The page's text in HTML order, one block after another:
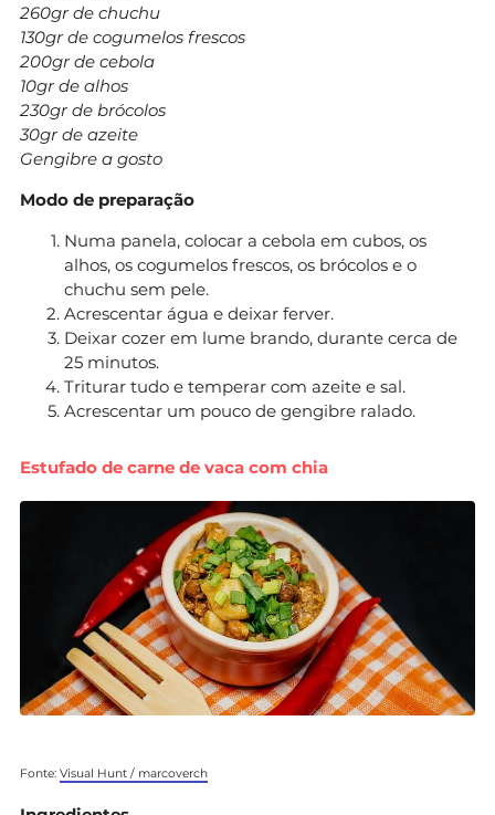
260gr de chuchu
130gr de cogumelos frescos
200gr de cebola
10gr de alhos
230gr de brócolos
30gr de azeite
Gengibre a gosto
Modo de preparação
Numa panela, colocar a cebola em cubos, os
alhos, os cogumelos frescos, os brócolos e o
chuchu sem pele.
Acrescentar água e deixar ferver.
Deixar cozer em lume brando, durante cerca de
25 minutos.
Triturar tudo e temperar com azeite e sal.
Acrescentar um pouco de gengibre ralado.
Estufado de carne de vaca com chia
Fonte: Visual Hunt / marcoverch